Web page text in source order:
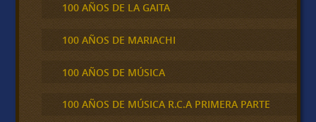
100 AÑOS DE LA GAITA
100 AÑOS DE MARIACHI
100 AÑOS DE MÚSICA
100 AÑOS DE MÚSICA R.C.A PRIMERA PARTE